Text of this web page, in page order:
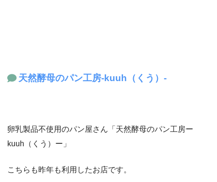
天然酵母のパン工房-kuuh（くう）-
卵乳製品不使用のパン屋さん「天然酵母のパン工房ー
kuuh（くう）ー」
こちらも昨年も利用したお店です。